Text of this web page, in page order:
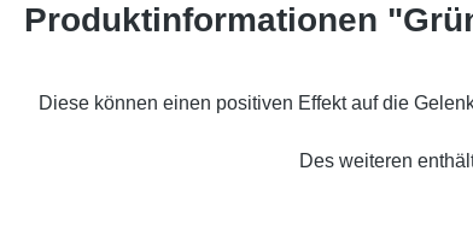
Produktinformationen
Diese können einen positiven Effekt auf die
Des weiteren